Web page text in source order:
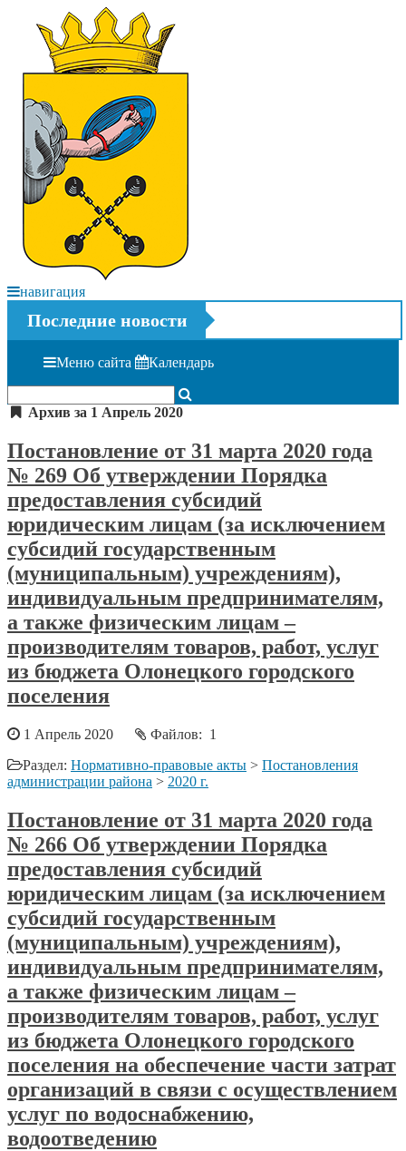
навигация
Последние новости
Меню сайта Календарь
Архив за 1 Апрель 2020
Постановление от 31 марта 2020 года
№ 269 Об утверждении Порядка
предоставления субсидий
юридическим лицам (за исключением
субсидий государственным
(муниципальным) учреждениям),
индивидуальным предпринимателям,
а также физическим лицам –
производителям товаров, работ, услуг
из бюджета Олонецкого городского
поселения
1 Апрель 2020
Файлов: 1
Раздел: Нормативно-правовые акты > Постановления
администрации района > 2020 г.
Постановление от 31 марта 2020 года
№ 266 Об утверждении Порядка
предоставления субсидий
юридическим лицам (за исключением
субсидий государственным
(муниципальным) учреждениям),
индивидуальным предпринимателям,
а также физическим лицам –
производителям товаров, работ, услуг
из бюджета Олонецкого городского
поселения на обеспечение части затрат
организаций в связи с осуществлением
услуг по водоснабжению,
водоотведению